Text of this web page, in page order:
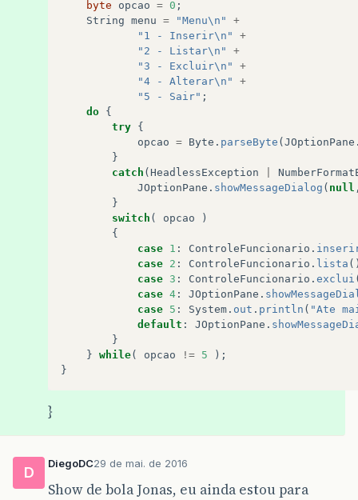
byte opcao = 0 ;
String menu = "Menu\n"
+
"1 - Inserir\n"
+
"2 - Listar\n"
+
"3 - Excluir\n"
+
"4 - Alterar\n"
+
"5 - Sair" ;
do {
try {
opcao = Byte . parseByte ( JOptionPane
}
catch ( HeadlessException
JOptionPane . showMessageDialog ( null
}
switch ( opcao
)
{
case 1 : ControleFuncionario .
case 2 : ControleFuncionario . lista
case 3 : ControleFuncionario . exclui
case 4 : JOptionPane .
case 5 : System . out . println ( "Ate
default : JOptionPane .
}
} while( opcao != 5
);
}
}
D
DiegoDC29 de mai. de 2016
Show de bola Jonas, eu ainda estou para